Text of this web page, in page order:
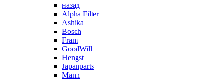
назад
Alpha Filter
Ashika
Bosch
Fram
GoodWill
Hengst
Japanparts
Mann